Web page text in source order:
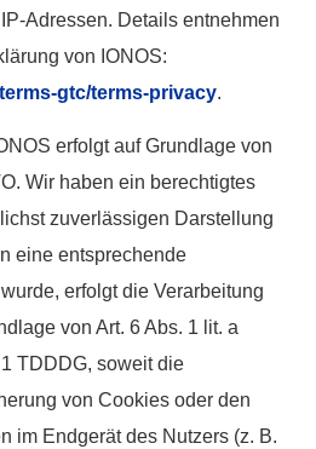
Adressen. Details entnehmen
von IONOS:
gtc/terms-privacy.
erfolgt auf Grundlage von
Wir haben ein berechtigtes
zuverlässigen Darstellung
eine entsprechende
erfolgt die Verarbeitung
von Art. 6 Abs. 1 lit. a
TDDDG, soweit die
von Cookies oder den
im Endgerät des Nutzers (z. B.